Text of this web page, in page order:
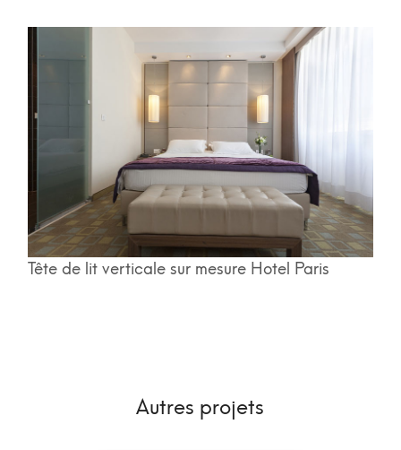
Tête de lit verticale sur mesure Hotel Paris
Autres projets